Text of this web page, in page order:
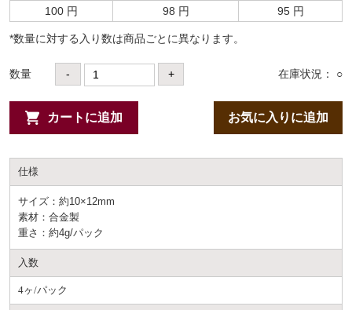
100 円
98 円 95 円
*数量に対する⼊り数は商品ごとに異なります。
数量 - + 在庫状況： ○
カートに追加 お気に入りに追加
仕様
サイズ：約10×12mm
素材：合金製
重さ：約4g/パック
入数
4ヶ/パック